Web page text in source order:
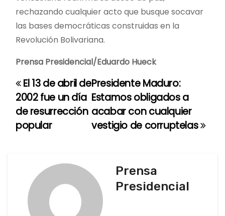
rechazando cualquier acto que busque socavar
las bases democráticas construidas en la
Revolución Bolivariana.
Prensa Presidencial/Eduardo Hueck
N
a
v
Presidente Maduro:
Estamos obligados a
acabar con cualquier
vestigio de corruptelas
El 13 de abril de
2002 fue un día
de resurrección
popular
Prensa
Presidencial